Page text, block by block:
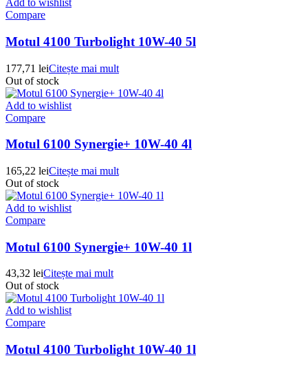
Add to wishlist
Compare
Motul 4100 Turbolight 10W-40 5l
177,71 leiCitește mai mult
Out of stock
Add to wishlist
Compare
Motul 6100 Synergie+ 10W-40 4l
165,22 leiCitește mai mult
Out of stock
Add to wishlist
Compare
Motul 6100 Synergie+ 10W-40 1l
43,32 leiCitește mai mult
Out of stock
Add to wishlist
Compare
Motul 4100 Turbolight 10W-40 1l